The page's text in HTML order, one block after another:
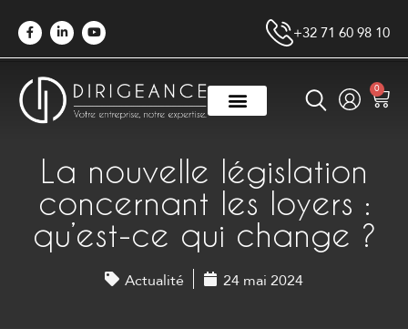
+32 71 60 98 10
0
La nouvelle législation
concernant les loyers :
qu’est-ce qui change ?
Actualité 24 mai 2024